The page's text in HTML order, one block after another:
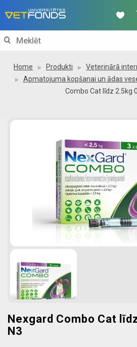
Search
Home Produkti Veterinārā
Apmatojuma kopšanai un ādas
Combo Cat līdz 2.5kg
Nexgard Combo Cat
N3